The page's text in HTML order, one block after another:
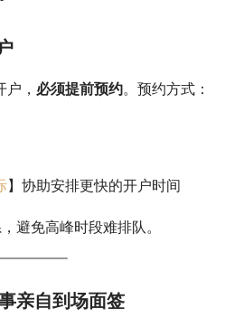
， 必须提前预约。预约方式：
】协助安排更快的开户时间
避免高峰时段难排队。
亲自到场面签